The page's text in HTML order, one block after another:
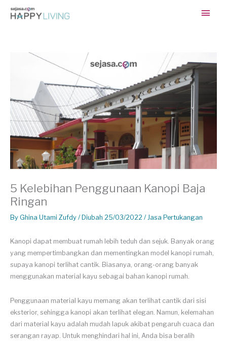
Main
5 Kelebihan Penggunaan Kanopi Baja
Ringan
By Ghina Utami Zufdy / Diubah 25/03/2022 / Jasa Pertukangan
Kanopi dapat membuat rumah lebih teduh dan sejuk. Banyak orang
yang mempertimbangkan dan mementingkan model kanopi rumah,
supaya kanopi terlihat cantik. Biasanya, orang-orang banyak
menggunakan material kayu sebagai bahan kanopi rumah.
Penggunaan material kayu memang akan terlihat cantik dari sisi
eksterior, sehingga kanopi akan terlihat elegan. Namun, kelemahan
dari material kayu adalah mudah lapuk akibat pengaruh cuaca dan
serangan rayap. Untuk menghindari hal ini, Anda bisa beralih